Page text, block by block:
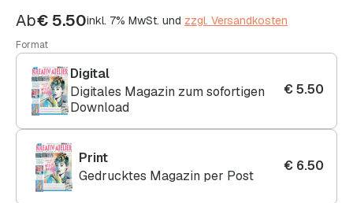
Ab€ 5.50inkl. 7% MwSt. und zzgl. Versandkosten
Format
Digital
Digitales Magazin zum sofortigen
Download
€5.50
Print
Gedrucktes Magazin per Post
€ 6.50